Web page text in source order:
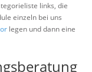
links, die
einzeln bei uns
legen und dann eine